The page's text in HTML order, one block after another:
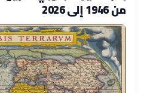
من 1946 إلى 2026